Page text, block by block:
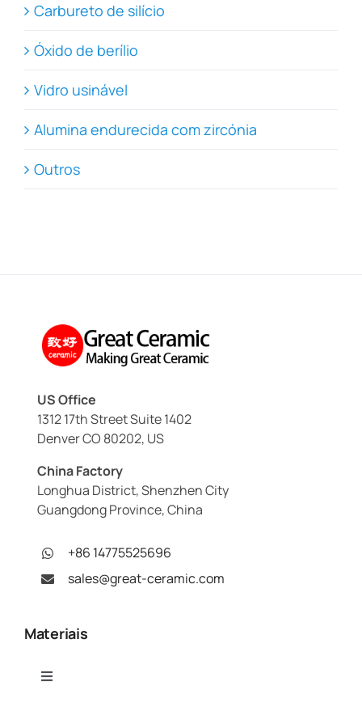
Carbureto de silício
Óxido de berílio
Vidro usinável
Alumina endurecida com zircónia
Outros
US Office
1312 17th Street Suite 1402
Denver CO 80202, US
China Factory
Longhua District, Shenzhen City
Guangdong Province, China
+86 14775525696
sales@great-ceramic.com
Materiais
Toggle